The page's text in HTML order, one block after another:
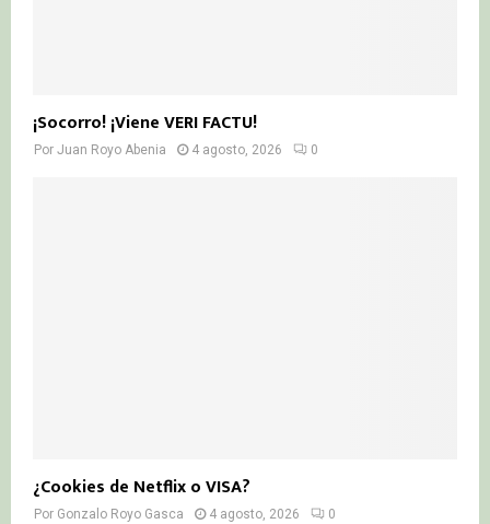
¡Socorro! ¡Viene VERI FACTU!
Por Juan Royo Abenia 4 agosto, 2026 0
¿Cookies de Netflix o VISA?
Por Gonzalo Royo Gasca 4 agosto, 2026 0